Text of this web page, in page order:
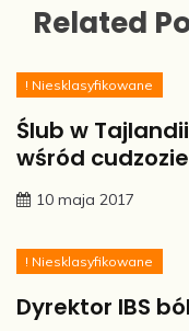
Related
! Niesklasyfikowane
Ślub w
wśród
10 maja 2017
! Niesklasyfikowane
Dyrektor IBS